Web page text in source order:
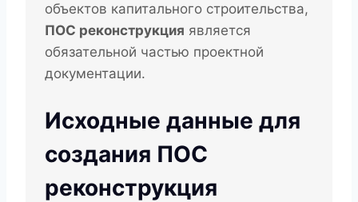
объектов капитального строительства,
ПОС реконструкция является
обязательной частью проектной
документации.
Исходные данные для
создания ПОС
реконструкция